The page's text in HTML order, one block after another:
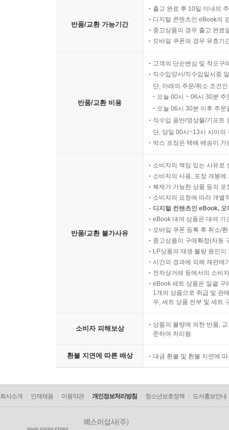
반품/교환 가능기간
출고 완료 후 10일 이내의
디지털 콘텐츠인 eBook의
중고상품의 경우 출고 완료
모바일 쿠폰의 경우 유효기
반품/교환 비용
고객의 단순변심 및 착오구
직수입양서/직수입일서중
단, 아래의 주문/취소 조건
오늘 00시 ~ 06시 30분
오늘 06시 30분 이후 주
직수입 음반/영상물/기프트
단, 당일 00시~13시 사이의
박스 포장은 택배 배송이
반품/교환 불가사유
소비자의 책임 있는 사유로
소비자의 사용, 포장 개봉
복제가 가능한 상품 등의
소비자의 요청에 따라 개별
디지털 컨텐츠인 eBook,
eBook 대여 상품은 대여 기
모바일 쿠폰 등록 후 취소/
중고상품이 구매확정(자동
LP상품의 재생 불량 원인
시간의 경과에 의해 재판매
전자상거래 등에서의 소비
eBook 세트 상품은 일괄 구
1개의 상품으로 취급 및 판
우, 세트 상품 전부 및 세트
소비자 피해보상
상품의 불량에 의한 반품,
준하여 처리됨
환불 지연에 따른 배상 대금 환불 및 환불 지연에
회사소개 인재채용 이용약관 개인정보처리방침 청소년보호정책 도서홍보안내